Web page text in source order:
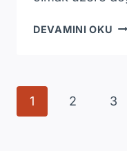
DEVAMINI OKU
Page
Navigation
1 2 3